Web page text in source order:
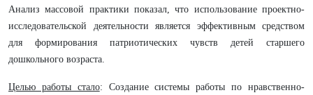
Анализ массовой практики показал, что использование проектно-
исследовательской деятельности является эффективным средством
для формирования патриотических чувств детей старшего
дошкольного возраста.
Целью работы стало: Создание системы работы по нравственно-